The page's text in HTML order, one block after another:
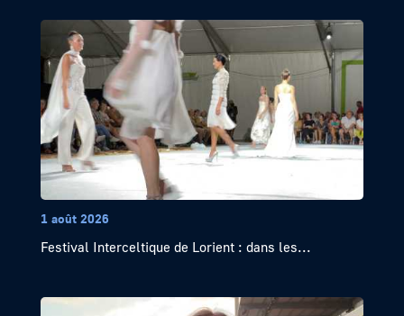
1 août 2026
Festival Interceltique de Lorient : dans les...